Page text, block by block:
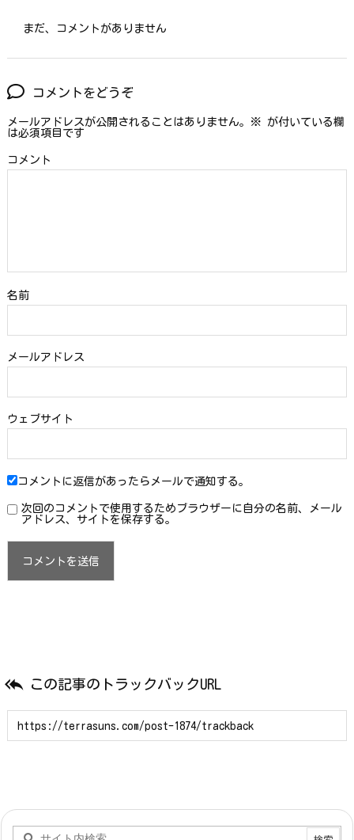
まだ、コメントがありません
コメントをどうぞ
メールアドレスが公開されることはありません。 ※ が付いている欄
は必須項目です
コメント
名前
メールアドレス
ウェブサイト
コメントに返信があったらメールで通知する。
次回のコメントで使用するためブラウザーに自分の名前、メール
アドレス、サイトを保存する。
 この記事のトラックバックURL